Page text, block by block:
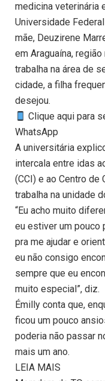
medicina veterinária
Universidade
mãe, Deuzirene
em Araguaína,
trabalha na área de
cidade, a filha
desejou.
Clique aqui para
WhatsApp
A universitária
intercala entre idas
(CCI) e ao Centro de
trabalha na unidade
“Eu acho muito
eu estiver um pouco
pra me ajudar e
eu não consigo
sempre que eu
muito especial”, diz.
Émilly conta que,
ficou um pouco
poderia não passar
mais um ano.
LEIA MAIS